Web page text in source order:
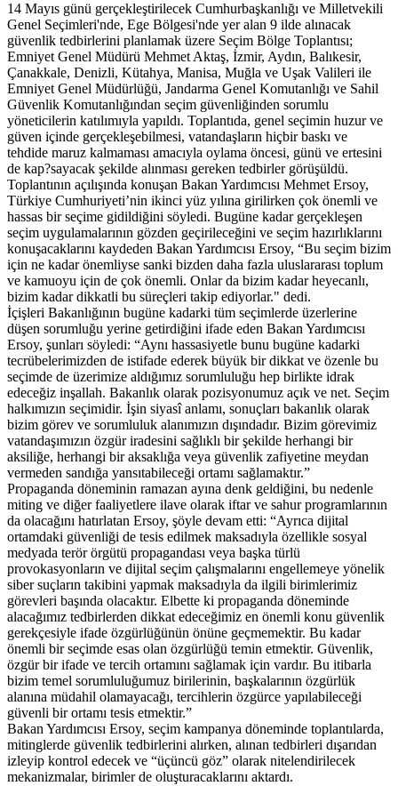
14 Mayıs günü gerçekleştirilecek Cumhurbaşkanlığı ve Milletvekili
Genel Seçimleri'nde, Ege Bölgesi'nde yer alan 9 ilde alınacak
güvenlik tedbirlerini planlamak üzere Seçim Bölge Toplantısı;
Emniyet Genel Müdürü Mehmet Aktaş, İzmir, Aydın, Balıkesir,
Çanakkale, Denizli, Kütahya, Manisa, Muğla ve Uşak Valileri ile
Emniyet Genel Müdürlüğü, Jandarma Genel Komutanlığı ve Sahil
Güvenlik Komutanlığından seçim güvenliğinden sorumlu
yöneticilerin katılımıyla yapıldı. Toplantıda, genel seçimin huzur ve
güven içinde gerçekleşebilmesi, vatandaşların hiçbir baskı ve
tehdide maruz kalmaması amacıyla oylama öncesi, günü ve ertesini
de kap?sayacak şekilde alınması gereken tedbirler görüşüldü.
Toplantının açılışında konuşan Bakan Yardımcısı Mehmet Ersoy,
Türkiye Cumhuriyeti’nin ikinci yüz yılına girilirken çok önemli ve
hassas bir seçime gidildiğini söyledi. Bugüne kadar gerçekleşen
seçim uygulamalarının gözden geçirileceğini ve seçim hazırlıklarını
konuşacaklarını kaydeden Bakan Yardımcısı Ersoy, “Bu seçim bizim
için ne kadar önemliyse sanki bizden daha fazla uluslararası toplum
ve kamuoyu için de çok önemli. Onlar da bizim kadar heyecanlı,
bizim kadar dikkatli bu süreçleri takip ediyorlar." dedi.
İçişleri Bakanlığının bugüne kadarki tüm seçimlerde üzerlerine
düşen sorumluğu yerine getirdiğini ifade eden Bakan Yardımcısı
Ersoy, şunları söyledi: “Aynı hassasiyetle bunu bugüne kadarki
tecrübelerimizden de istifade ederek büyük bir dikkat ve özenle bu
seçimde de üzerimize aldığımız sorumluluğu hep birlikte idrak
edeceğiz inşallah. Bakanlık olarak pozisyonumuz açık ve net. Seçim
halkımızın seçimidir. İşin siyasî anlamı, sonuçları bakanlık olarak
bizim görev ve sorumluluk alanımızın dışındadır. Bizim görevimiz
vatandaşımızın özgür iradesini sağlıklı bir şekilde herhangi bir
aksiliğe, herhangi bir aksaklığa veya güvenlik zafiyetine meydan
vermeden sandığa yansıtabileceği ortamı sağlamaktır.”
Propaganda döneminin ramazan ayına denk geldiğini, bu nedenle
miting ve diğer faaliyetlere ilave olarak iftar ve sahur programlarının
da olacağını hatırlatan Ersoy, şöyle devam etti: “Ayrıca dijital
ortamdaki güvenliği de tesis edilmek maksadıyla özellikle sosyal
medyada terör örgütü propagandası veya başka türlü
provokasyonların ve dijital seçim çalışmalarını engellemeye yönelik
siber suçların takibini yapmak maksadıyla da ilgili birimlerimiz
görevleri başında olacaktır. Elbette ki propaganda döneminde
alacağımız tedbirlerden dikkat edeceğimiz en önemli konu güvenlik
gerekçesiyle ifade özgürlüğünün önüne geçmemektir. Bu kadar
önemli bir seçimde esas olan özgürlüğü temin etmektir. Güvenlik,
özgür bir ifade ve tercih ortamını sağlamak için vardır. Bu itibarla
bizim temel sorumluluğumuz birilerinin, başkalarının özgürlük
alanına müdahil olamayacağı, tercihlerin özgürce yapılabileceği
güvenli bir ortamı tesis etmektir.”
Bakan Yardımcısı Ersoy, seçim kampanya döneminde toplantılarda,
mitinglerde güvenlik tedbirlerini alırken, alınan tedbirleri dışarıdan
izleyip kontrol edecek ve “üçüncü göz” olarak nitelendirilecek
mekanizmalar, birimler de oluşturacaklarını aktardı.